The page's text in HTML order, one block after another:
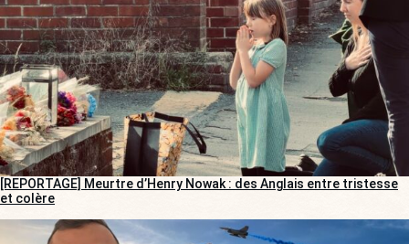
[REPORTAGE] Meurtre d’Henry Nowak : des Anglais entre tristesse
et colère